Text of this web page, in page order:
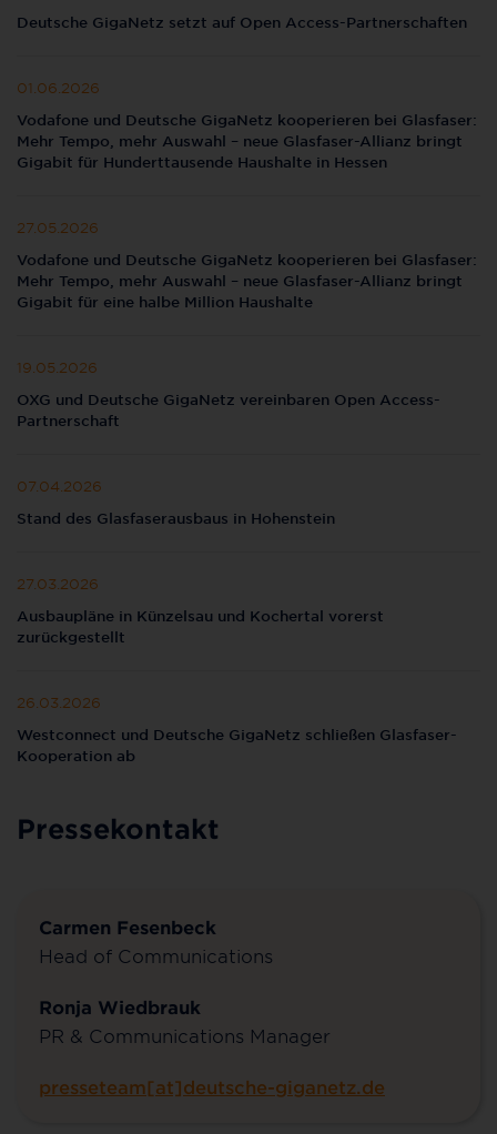
Deutsche GigaNetz setzt auf Open Access-Partnerschaften
01.06.2026
Vodafone und Deutsche GigaNetz kooperieren bei Glasfaser:
Mehr Tempo, mehr Auswahl – neue Glasfaser-Allianz bringt
Gigabit für Hunderttausende Haushalte in Hessen
27.05.2026
Vodafone und Deutsche GigaNetz kooperieren bei Glasfaser:
Mehr Tempo, mehr Auswahl – neue Glasfaser-Allianz bringt
Gigabit für eine halbe Million Haushalte
19.05.2026
OXG und Deutsche GigaNetz vereinbaren Open Access-
Partnerschaft
07.04.2026
Stand des Glasfaserausbaus in Hohenstein
27.03.2026
Ausbaupläne in Künzelsau und Kochertal vorerst
zurückgestellt
26.03.2026
Westconnect und Deutsche GigaNetz schließen Glasfaser-
Kooperation ab
Pressekontakt
Carmen Fesenbeck
Head of Communications
Ronja Wiedbrauk
PR & Communications Manager
presseteam[at]deutsche-giganetz.de